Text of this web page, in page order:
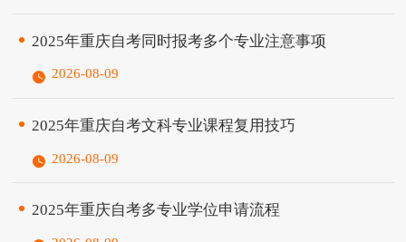
2025年重庆自考同时报考多个专业注意事项
2026-08-09
2025年重庆自考文科专业课程复用技巧
2026-08-09
2025年重庆自考多专业学位申请流程